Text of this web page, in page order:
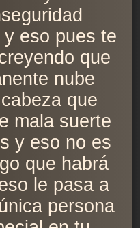
eso pues te
que
nube
que
mala suerte
y eso no es
que habrá
le pasa a
persona